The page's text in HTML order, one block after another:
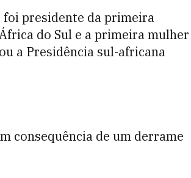
foi presidente da primeira
do Sul e a primeira mulher
a Presidência sul-africana
consequência de um derrame